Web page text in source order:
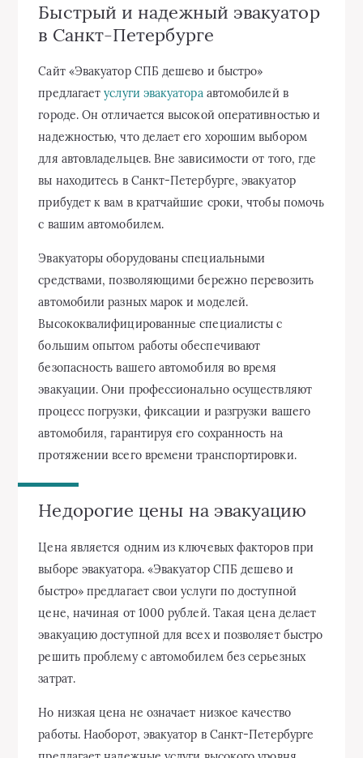
Быстрый и надежный эвакуатор
в Санкт-Петербурге
Сайт «Эвакуатор СПБ дешево и быстро»
предлагаетуслуги эвакуатораавтомобилей в
городе. Он отличается высокой оперативностью и
надежностью, что делает его хорошим выбором
для автовладельцев. Вне зависимости от того, где
вы находитесь в Санкт-Петербурге, эвакуатор
прибудет к вам в кратчайшие сроки, чтобы помочь
с вашим автомобилем.
Эвакуаторы оборудованы специальными
средствами, позволяющими бережно перевозить
автомобили разных марок и моделей.
Высококвалифицированные специалисты с
большим опытом работы обеспечивают
безопасность вашего автомобиля во время
эвакуации. Они профессионально осуществляют
процесс погрузки, фиксации и разгрузки вашего
автомобиля, гарантируя его сохранность на
протяжении всего времени транспортировки.
Недорогие цены на эвакуацию
Цена является одним из ключевых факторов при
выборе эвакуатора. «Эвакуатор СПБ дешево и
быстро» предлагает свои услуги по доступной
цене, начиная от 1000 рублей. Такая цена делает
эвакуацию доступной для всех и позволяет быстро
решить проблему с автомобилем без серьезных
затрат.
Но низкая цена не означает низкое качество
работы. Наоборот, эвакуатор в Санкт-Петербурге